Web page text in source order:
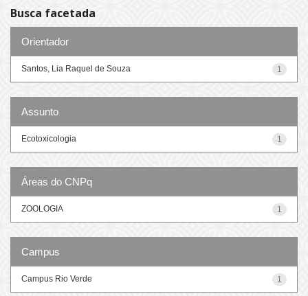
Busca facetada
Orientador
1
Santos, Lia Raquel de Souza
Assunto
1
Ecotoxicologia
Áreas do CNPq
1
ZOOLOGIA
Campus
1
Campus Rio Verde